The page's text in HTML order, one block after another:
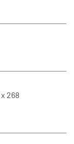
268